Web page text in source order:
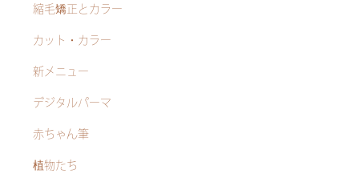
縮毛矯正とカラー
カット・カラー
新メニュー
デジタルパーマ
赤ちゃん筆
植物たち